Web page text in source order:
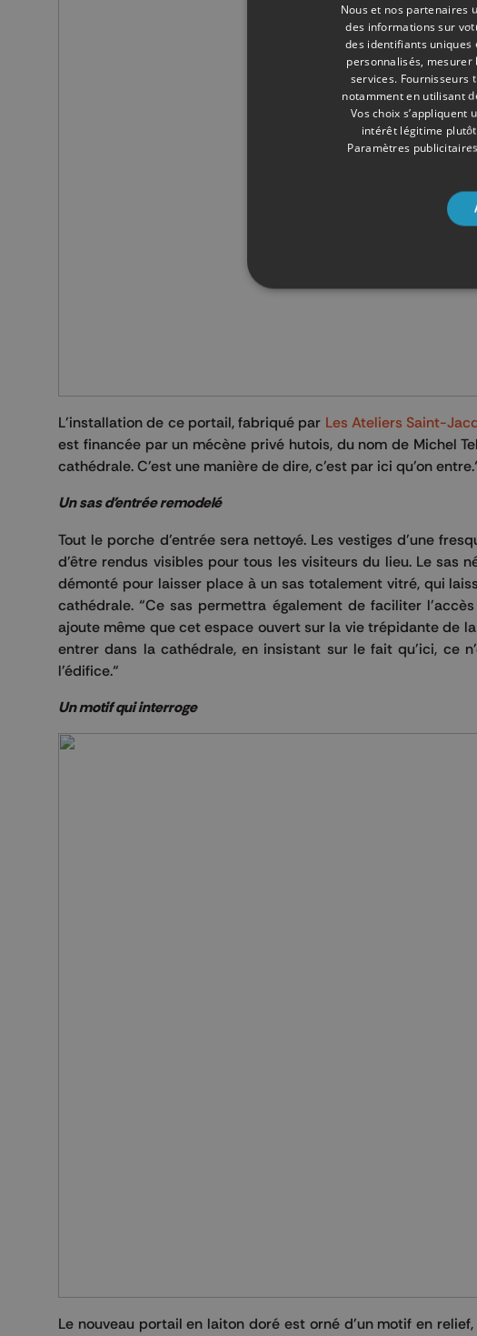
L'installation de ce portail, fabriqué par Les Ateliers Saint-
est financée par un mécène privé hutois, du nom de Michel
cathédrale. C'est une manière de dire, c'est par ici qu'on
Un sas d'entrée remodelé
Tout le porche d'entrée sera nettoyé. Les vestiges d'une
d'être rendus visibles pour tous les visiteurs du lieu. Le sas
démonté pour laisser place à un sas totalement vitré, qui
cathédrale. “Ce sas permettra également de faciliter
ajoute même que cet espace ouvert sur la vie trépidante de
entrer dans la cathédrale, en insistant sur le fait qu'ici, ce
l'édifice.“
Un motif qui interroge
Le nouveau portail en laiton doré est orné d'un motif en
Nous et nos partenaires
des informations sur
des identifiants uniques
personnalisés, mesurer
services. Fournisseurs
notamment en utilisant
Vos choix
intérêt légitime
Paramètres publicitaires